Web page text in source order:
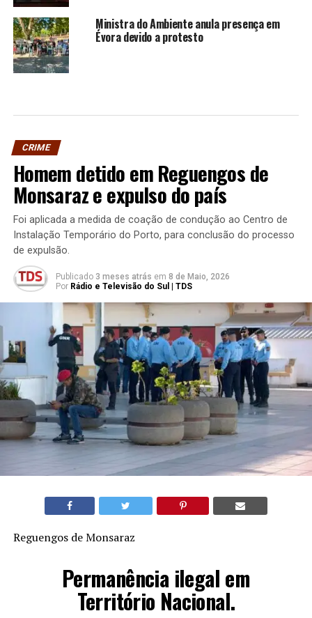
Ministra do Ambiente anula presença em
Évora devido a protesto
CRIME
Homem detido em Reguengos de
Monsaraz e expulso do país
Foi aplicada a medida de coação de condução ao Centro de
Instalação Temporário do Porto, para conclusão do processo
de expulsão.
Publicado 3 meses atrás em 8 de Maio, 2026
Por Rádio e Televisão do Sul | TDS
Reguengos de Monsaraz
Permanência ilegal em
Território Nacional.